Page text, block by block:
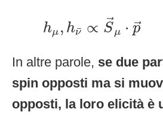
hμ , h¯
ν ∝ →
S μ ⋅ →
p
S→
In altre parole, se due
spin opposti ma si
opposti, la loro elicità è